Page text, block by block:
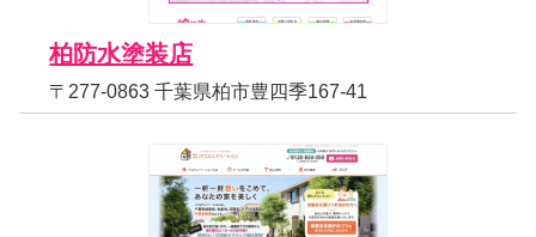
柏防水塗装店
〒277-0863 千葉県柏市豊四季167-41